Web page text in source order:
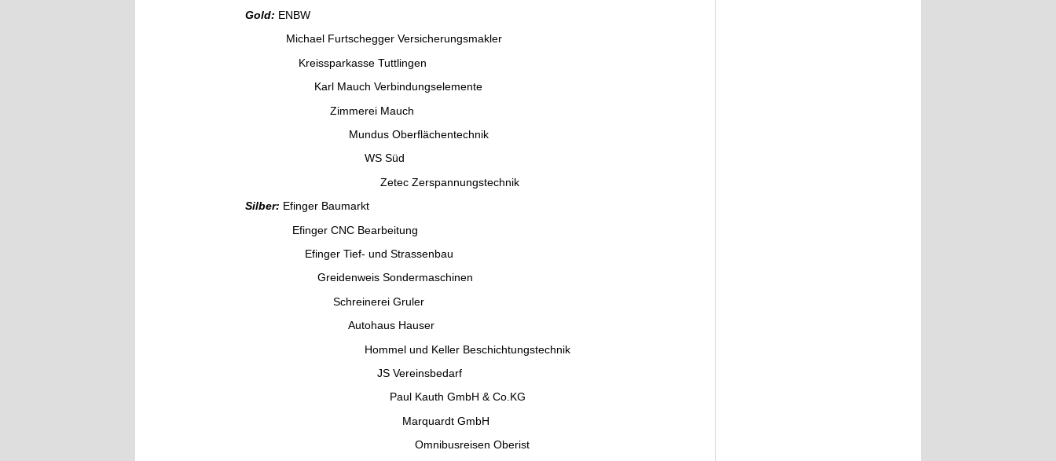
Gold: ENBW
Michael Furtschegger Versicherungsmakler
Kreissparkasse Tuttlingen
Karl Mauch Verbindungselemente
Zimmerei Mauch
Mundus Oberflächentechnik
WS Süd
Zetec Zerspannungstechnik
Silber: Efinger Baumarkt
Efinger CNC Bearbeitung
Efinger Tief- und Strassenbau
Greidenweis Sondermaschinen
Schreinerei Gruler
Autohaus Hauser
Hommel und Keller Beschichtungstechnik
JS Vereinsbedarf
Paul Kauth GmbH & Co.KG
Marquardt GmbH
Omnibusreisen Oberist